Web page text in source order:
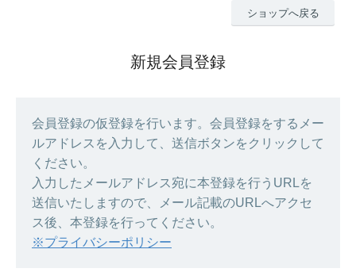
ショップへ戻る
新規会員登録
会員登録の仮登録を行います。会員登録をするメー
ルアドレスを入力して、送信ボタンをクリックして
ください。
入力したメールアドレス宛に本登録を行うURLを
送信いたしますので、メール記載のURLへアクセ
ス後、本登録を行ってください。
※プライバシーポリシー